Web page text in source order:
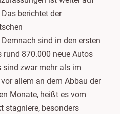
berichtet der
sind in den ersten
870.000 neue Autos
sind zwar mehr als im
allem an dem Abbau der
Monate, heißt es vom
stagniere, besonders